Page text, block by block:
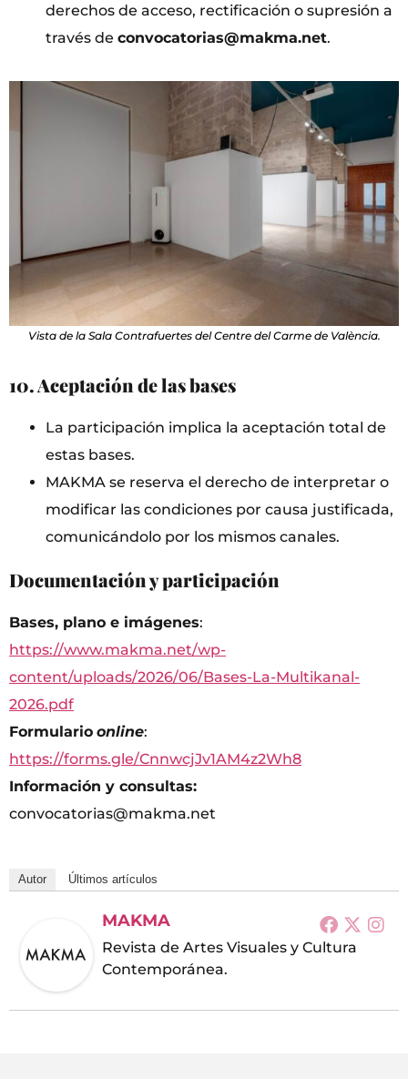
derechos de acceso, rectificación o supresión a
través de convocatorias@makma.net.
Vista de la Sala Contrafuertes del Centre del Carme de València.
10. Aceptación de las bases
La participación implica la aceptación total de
estas bases.
MAKMA se reserva el derecho de interpretar o
modificar las condiciones por causa justificada,
comunicándolo por los mismos canales.
Documentación y participación
Bases, plano e imágenes:
https://www.makma.net/wp-
content/uploads/2026/06/Bases-La-Multikanal-
2026.pdf
Formulario online:
https://forms.gle/CnnwcjJv1AM4z2Wh8
Información y consultas:
convocatorias@makma.net
Autor Últimos artículos
MAKMA
Revista de Artes Visuales y Cultura
Contemporánea.